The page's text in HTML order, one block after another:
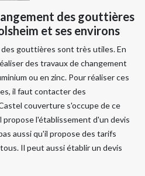
des gouttières
et ses environs
gouttières sont très utiles. En
des travaux de changement
ou en zinc. Pour réaliser ces
il faut contacter des
couverture s'occupe de ce
propose l'établissement d'un devis
aussi qu'il propose des tarifs
Il peut aussi établir un devis